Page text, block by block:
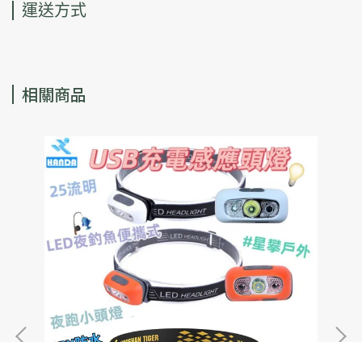
運送方式
相關商品